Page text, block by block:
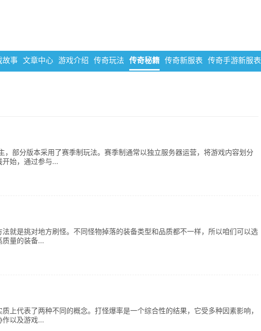
故事 文章中心 游戏介绍 传奇玩法 传奇秘籍 传奇新服表 传奇手游新服表
，部分版本采用了赛季制玩法。赛季制通常以独立服务器运营，将游戏内容划分
始，通过参与...
就是挑对地方刷怪。不同怪物掉落的装备类型和品质都不一样，所以咱们可以选
质量的装备...
上代表了两种不同的概念。打怪爆率是一个综合性的结果，它受多种因素影响，
作以及游戏...